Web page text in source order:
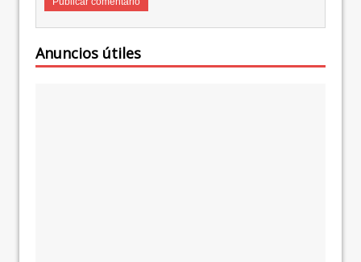
Anuncios útiles